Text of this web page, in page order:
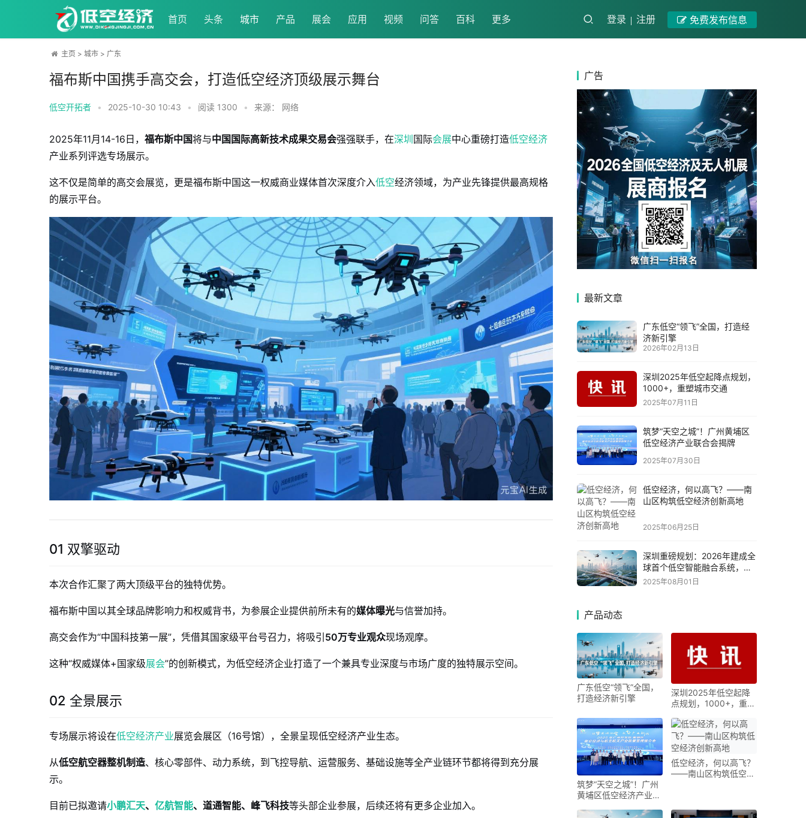
首页 头条 城市 产品 展会 应用 视频 问答 百科 更多 登录 注册 免费发布信息
主页 > 城市 > 广东
福布斯中国携手高交会，打造低空经济顶级展示舞台
低空开拓者 • 2025-10-30 10:43 • 阅读 1300 • 来源： 网络
2025年11月14-16日， 福布斯中国将与中国国际高新技术成果交易会强强联手，在深圳 国际会展中心重磅打造低空经济
产业系列评选专场展示。
这不仅是简单的高交会展览，更是福布斯中国这一权威商业媒体首次深度介入低空经济领域，为产业先锋提供最高规格
的展示平台。
01 双擎驱动
本次合作汇聚了两大顶级平台的独特优势。
福布斯中国以其全球品牌影响力和权威背书，为参展企业提供前所未有的媒体曝光与信誉加持。
高交会作为“中国科技第一展”，凭借其国家级平台号召力，将吸引50万专业观众现场观摩。
这种“权威媒体+国家级展会”的创新模式，为低空经济企业打造了一个兼具专业深度与市场广度的独特展示空间。
02 全景展示
专场展示将设在低空经济产业展览会展区（16号馆），全景呈现低空经济产业生态。
从低空航空器整机制造、核心零部件、动力系统，到飞控导航、运营服务、基础设施等全产业链环节都将得到充分展
示。
目前已拟邀请小鹏汇天、 亿航智能、道通智能、峰飞科技等头部企业参展，后续还将有更多企业加入。
广告
最新文章
广东低空“领飞”全国，打造经
济新引擎
2026年02月13日
深圳2025年低空起降点规划，
1000+，重塑城市交通
2025年07月11日
筑梦“天空之城”！广州黄埔区
低空经济产业联合会揭牌
2025年07月30日
低空经济，何以高飞？——南
山区构筑低空经济创新高地
2025年06月25日
深圳重磅规划：2026年建成全
球首个低空智能融合系统，剑
指"全球低空经济第一城"
2025年08月01日
产品动态
广东低空“领飞”全国，
打造经济新引擎
深圳2025年低空起降
点规划，1000+，重塑
筑梦“天空之城”！广州
黄埔区低空经济产业联
低空经济，何以高飞？
——南山区构筑低空经